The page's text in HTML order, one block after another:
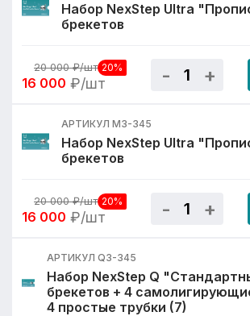
Stainless Steel
Thermal Active NITI
Reverse Curve NITI
Набор NexStep Ultra
брекетов
20 000₽/шт 20%
16 000 ₽/шт
АРТИКУЛ M3-345
Набор NexStep Ultra
брекетов
20 000₽/шт 20%
16 000 ₽/шт
АРТИКУЛ Q3-345
Набор NexStep Q
брекетов + 4
4 простые трубки (7)